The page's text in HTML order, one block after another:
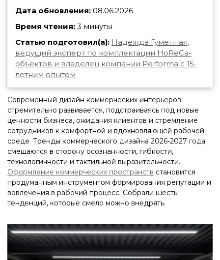
Дата обновления: 08.06.2026
Время чтения: 3 минуты
Статью подготовил(а): Надежда Гуменная,
ведущий эксперт по комплектации HoReCa-
объектов и владелец компании Performa с 15-
летним опытом
Современный дизайн коммерческих интерьеров
стремительно развивается, подстраиваясь под новые
ценности бизнеса, ожидания клиентов и стремление
сотрудников к комфортной и вдохновляющей рабочей
среде. Тренды коммерческого дизайна 2026-2027 года
смещаются в сторону осознанности, гибкости,
технологичности и тактильной выразительности.
Оформление коммерческих пространств становится
продуманным инструментом формирования репутации и
вовлечения в рабочий процесс. Собрали шесть
тенденций, которые смело можно внедрять.